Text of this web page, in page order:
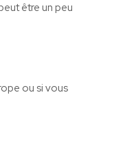
être un peu
ou si vous